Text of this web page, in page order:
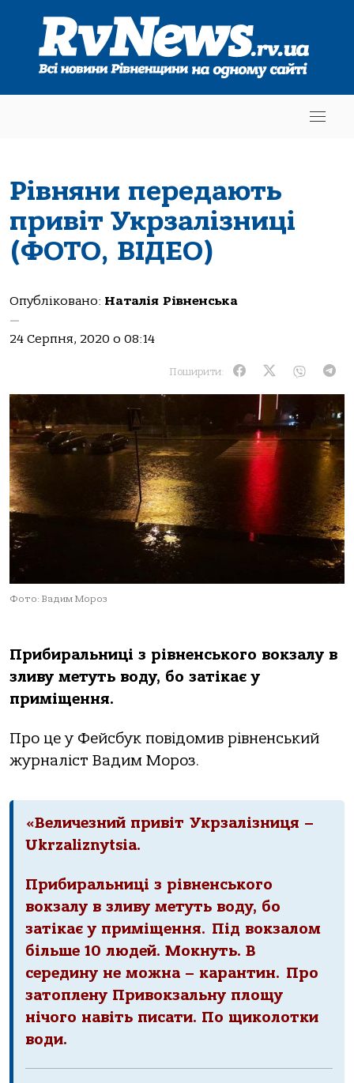
Рівняни передають
привіт Укрзалізниці
(ФОТО, ВІДЕО)
Опубліковано: Наталія Рівненська
—
24 Серпня, 2020 о 08:14
Поширити:
Фото: Вадим Мороз
Прибиральниці з рівненського вокзалу в
зливу метуть воду, бо затікає у
приміщення.
Про це у Фейсбук повідомив рівненський
журналіст Вадим Мороз.
«Величезний привітУкрзалізниця –
Ukrzaliznytsia.
Прибиральниці з рівненського
вокзалу в зливу метуть воду, бо
затікає у приміщення. Під вокзалом
більше 10 людей. Мокнуть. В
середину не можна – карантин. Про
затоплену Привокзальну площу
нічого навіть писати. По щиколотки
води.